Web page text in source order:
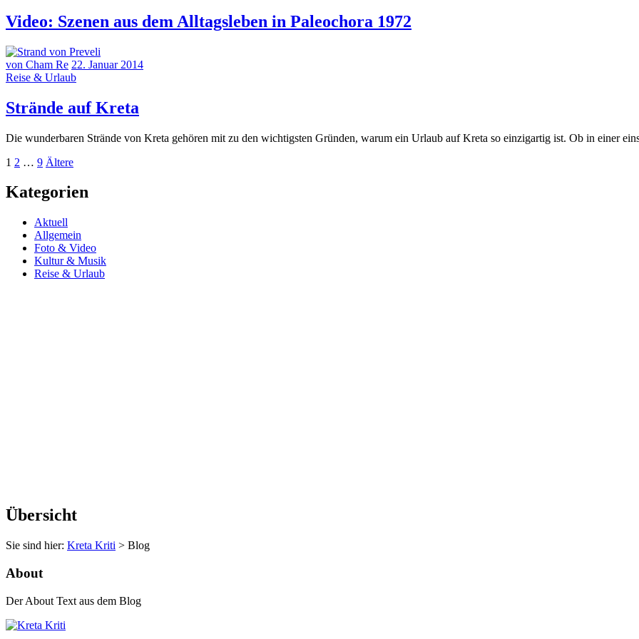
Video: Szenen aus dem Alltagsleben in Paleochora 1972
von Cham Re 22. Januar 2014
Reise & Urlaub
Strände auf Kreta
Die wunderbaren Strände von Kreta gehören mit zu den wichtigsten Gründen, warum ein Urlaub auf Kreta so einzigartig ist. Ob in einer
Seitennummerierung
der
Beiträge
Seite
1 Seite
2 … Seite
9 ÄltereÄltere
Kategorien
Aktuell
Allgemein
Foto & Video
Kultur & Musik
Reise & Urlaub
Übersicht
Sie sind hier: Kreta Kriti > Blog
About
Der About Text aus dem Blog